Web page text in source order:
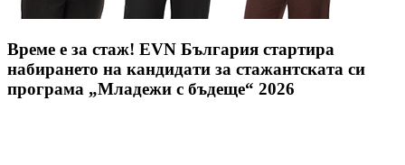
Време е за стаж! EVN България стартира
набирането на кандидати за стажантската си
програма „Младежи с бъдеще“ 2026